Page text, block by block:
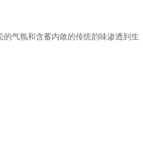
气氛和含蓄内敛的传统韵味渗透到生